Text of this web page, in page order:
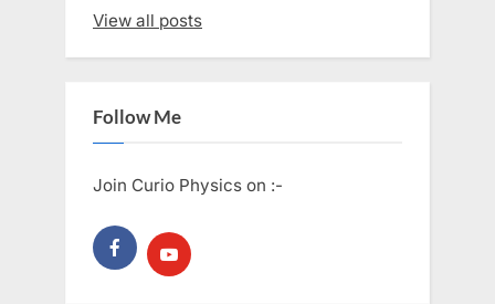
View all posts
Follow Me
Join Curio Physics on :-